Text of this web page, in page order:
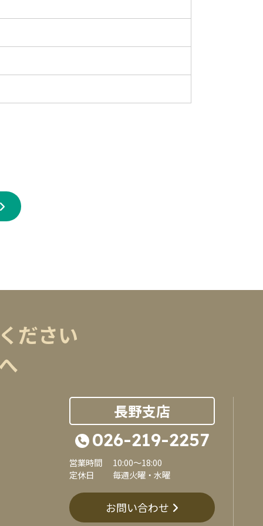
ださい
長野支店
026-219-2257
営業時間
10:00～18:00
定休日
毎週火曜・水曜
お問い合わせ